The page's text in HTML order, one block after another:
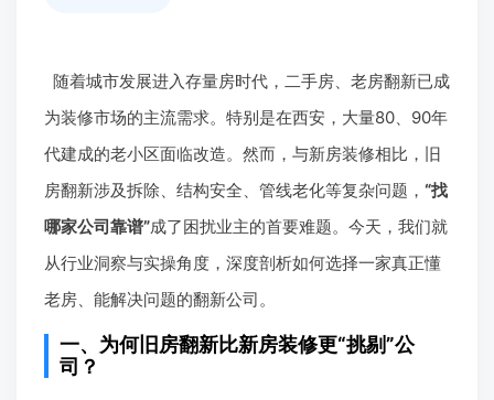
随着城市发展进入存量房时代，二手房、老房翻新已成
为装修市场的主流需求。特别是在西安，大量80、90年
代建成的老小区面临改造。然而，与新房装修相比，旧
房翻新涉及拆除、结构安全、管线老化等复杂问题， “找
哪家公司靠谱”成了困扰业主的首要难题。今天，我们就
从行业洞察与实操角度，深度剖析如何选择一家真正懂
老房、能解决问题的翻新公司。
一、为何旧房翻新比新房装修更“挑剔”公
司？